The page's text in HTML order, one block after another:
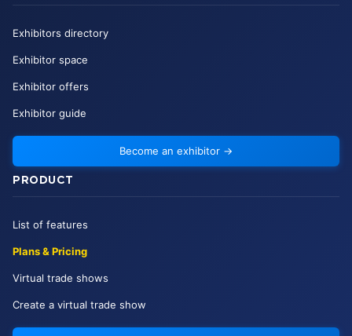
Exhibitors directory
Exhibitor space
Exhibitor offers
Exhibitor guide
Become an exhibitor →
PRODUCT
List of features
Plans & Pricing
Virtual trade shows
Create a virtual trade show